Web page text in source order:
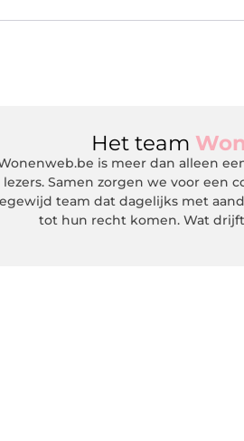
Het team
is meer dan alleen
lezers. Samen zorgen we voor een
team dat dagelijks met
tot hun recht komen. Wat